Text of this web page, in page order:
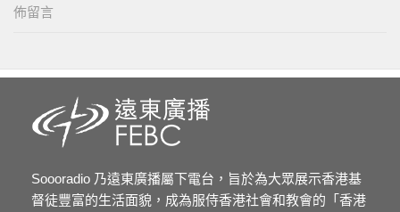
佈留言
Soooradio 乃遠東廣播屬下電台，旨於為大眾展示香港基
督徒豐富的生活面貌，成為服侍香港社會和教會的「香港